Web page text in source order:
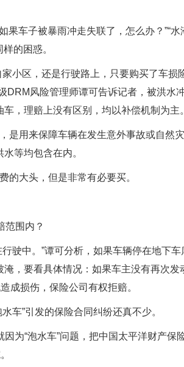
果车子被暴雨冲走失联了，怎么办？”“
的困惑。
小区，还是行驶路上，只要购买了车损
DRM风险管理师谭可告诉记者，被洪水
，理赔上没有区别，均以补偿机制为主。
是用来保障车辆在发生意外事故或自然
等均包含在内。
的大头，但是非常有必要买。
范围内？
驶中。”谭可分析，如果车辆停在地下
，要看具体情况：如果车主没有再次
成损伤，保险公司有权拒赔。
车”引发的保险合同纠纷还真不少。
为“泡水车”问题，把中国太平洋财产保